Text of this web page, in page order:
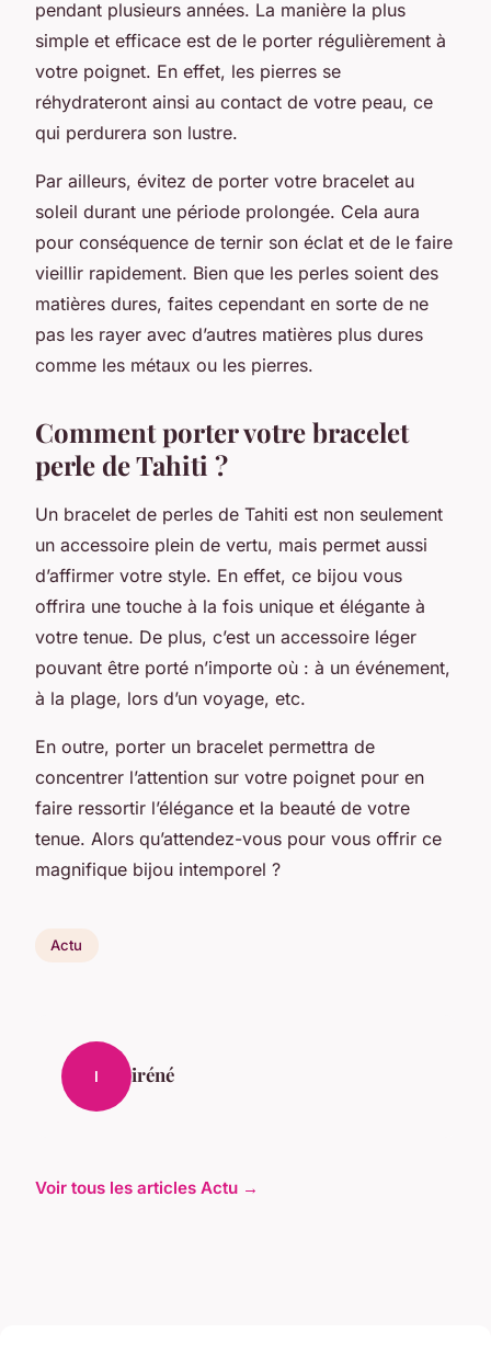
pendant plusieurs années. La manière la plus
simple et efficace est de le porter régulièrement à
votre poignet. En effet, les pierres se
réhydrateront ainsi au contact de votre peau, ce
qui perdurera son lustre.
Par ailleurs, évitez de porter votre bracelet au
soleil durant une période prolongée. Cela aura
pour conséquence de ternir son éclat et de le faire
vieillir rapidement. Bien que les perles soient des
matières dures, faites cependant en sorte de ne
pas les rayer avec d’autres matières plus dures
comme les métaux ou les pierres.
Comment porter votre bracelet
perle de Tahiti ?
Un bracelet de perles de Tahiti est non seulement
un accessoire plein de vertu, mais permet aussi
d’affirmer votre style. En effet, ce bijou vous
offrira une touche à la fois unique et élégante à
votre tenue. De plus, c’est un accessoire léger
pouvant être porté n’importe où : à un événement,
à la plage, lors d’un voyage, etc.
En outre, porter un bracelet permettra de
concentrer l’attention sur votre poignet pour en
faire ressortir l’élégance et la beauté de votre
tenue. Alors qu’attendez-vous pour vous offrir ce
magnifique bijou intemporel ?
Actu
I iréné
Voir tous les articles Actu →